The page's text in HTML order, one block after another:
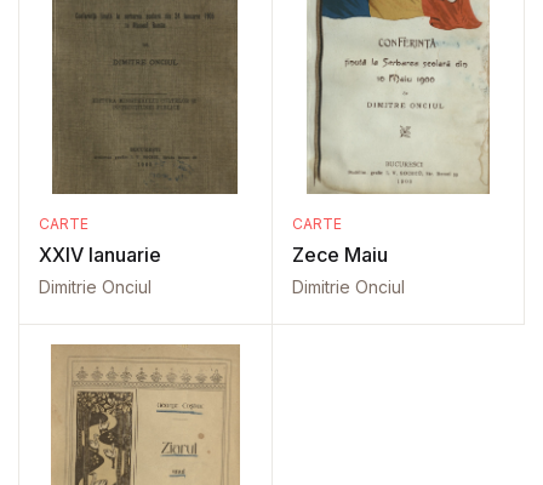
CARTE
XXIV Ianuarie
Dimitrie Onciul
CARTE
Zece Maiu
Dimitrie Onciul